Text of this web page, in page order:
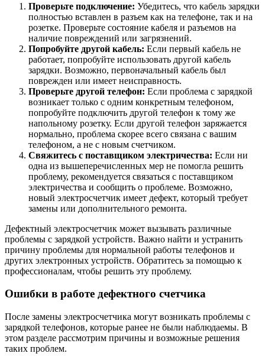
Проверьте подключение: Убедитесь, что кабель зарядки
полностью вставлен в разъем как на телефоне, так и на
розетке. Проверьте состояние кабеля и разъемов на
наличие повреждений или загрязнений.
Попробуйте другой кабель: Если первый кабель не
работает, попробуйте использовать другой кабель
зарядки. Возможно, первоначальный кабель был
поврежден или имеет неисправность.
Проверьте другой телефон: Если проблема с зарядкой
возникает только с одним конкретным телефоном,
попробуйте подключить другой телефон к тому же
напольному розетку. Если другой телефон заряжается
нормально, проблема скорее всего связана с вашим
телефоном, а не с новым счетчиком.
Свяжитесь с поставщиком электричества: Если ни
одна из вышеперечисленных мер не помогла решить
проблему, рекомендуется связаться с поставщиком
электричества и сообщить о проблеме. Возможно,
новый электросчетчик имеет дефект, который требует
замены или дополнительного ремонта.
Дефектный электросчетчик может вызывать различные
проблемы с зарядкой устройств. Важно найти и устранить
причину проблемы для нормальной работы телефонов и
других электронных устройств. Обратитесь за помощью к
профессионалам, чтобы решить эту проблему.
Ошибки в работе дефектного счетчика
После замены электросчетчика могут возникать проблемы с
зарядкой телефонов, которые ранее не были наблюдаемы. В
этом разделе рассмотрим причины и возможные решения
таких проблем.